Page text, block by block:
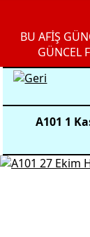
BU AFİŞ
GÜNCEL
A101 1